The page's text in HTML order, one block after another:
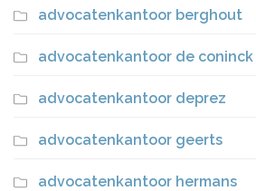
advocatenkantoor berghout
advocatenkantoor de coninck
advocatenkantoor deprez
advocatenkantoor geerts
advocatenkantoor hermans